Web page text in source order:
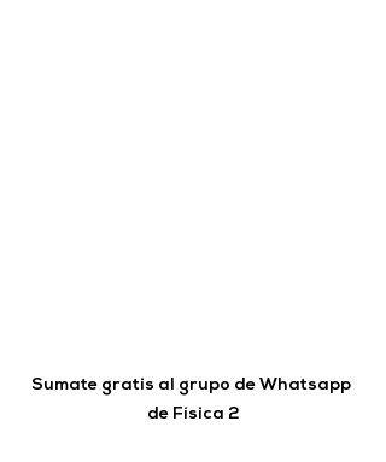
Sumate gratis al grupo de Whatsapp
de Física 2